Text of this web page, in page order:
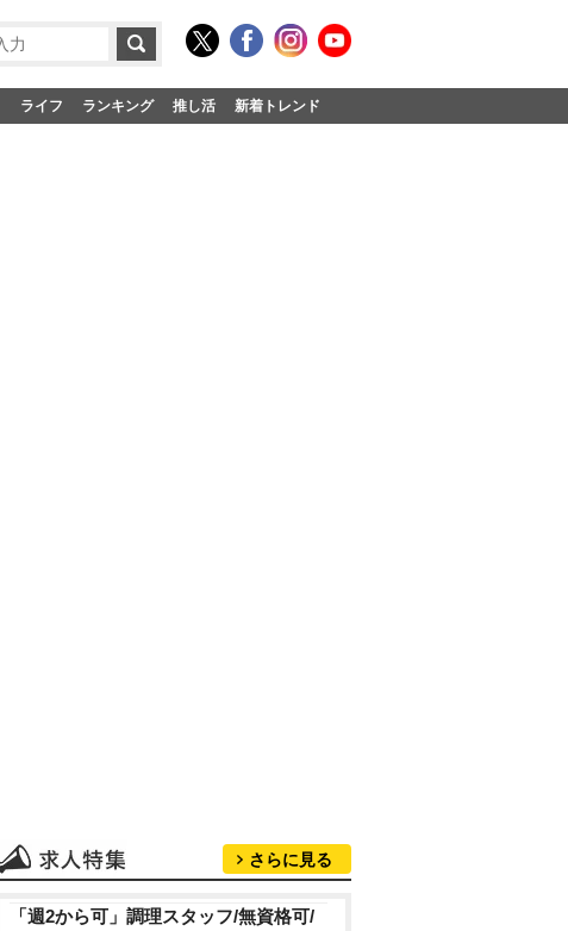
ライフ ランキング 推し活 新着トレンド
さらに見る
「週2から可」調理スタッフ/無資格可/